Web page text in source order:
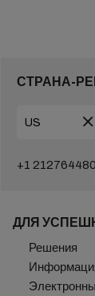
СТРАНА-
+1
ДЛЯ
Решения